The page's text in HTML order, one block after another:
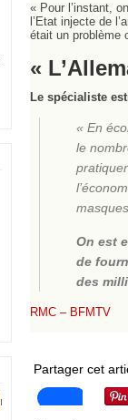
« Pour l’instant,
l’Etat injecte de
était un problème
«
Le spécialiste
« En
le
On est
de
des
RMC – BFMTV
Partager cet